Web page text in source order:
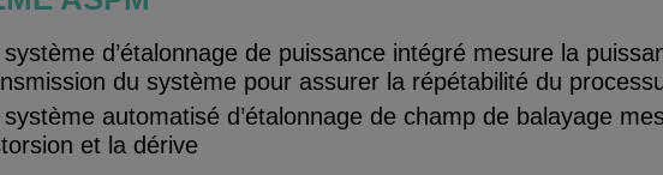
système d’étalonnage de puissance intégré mesure la
du système pour assurer la répétabilité du
système automatisé d’étalonnage de champ de balayage
et la dérive